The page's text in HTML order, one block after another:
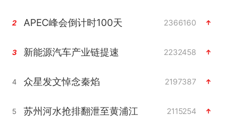
2 APEC峰会倒计时100天 2366160
3 新能源汽车产业链提速 2232458
4 众星发文悼念秦焰 2197387
5 苏州河水抢排翻泄至黄浦江 2115254